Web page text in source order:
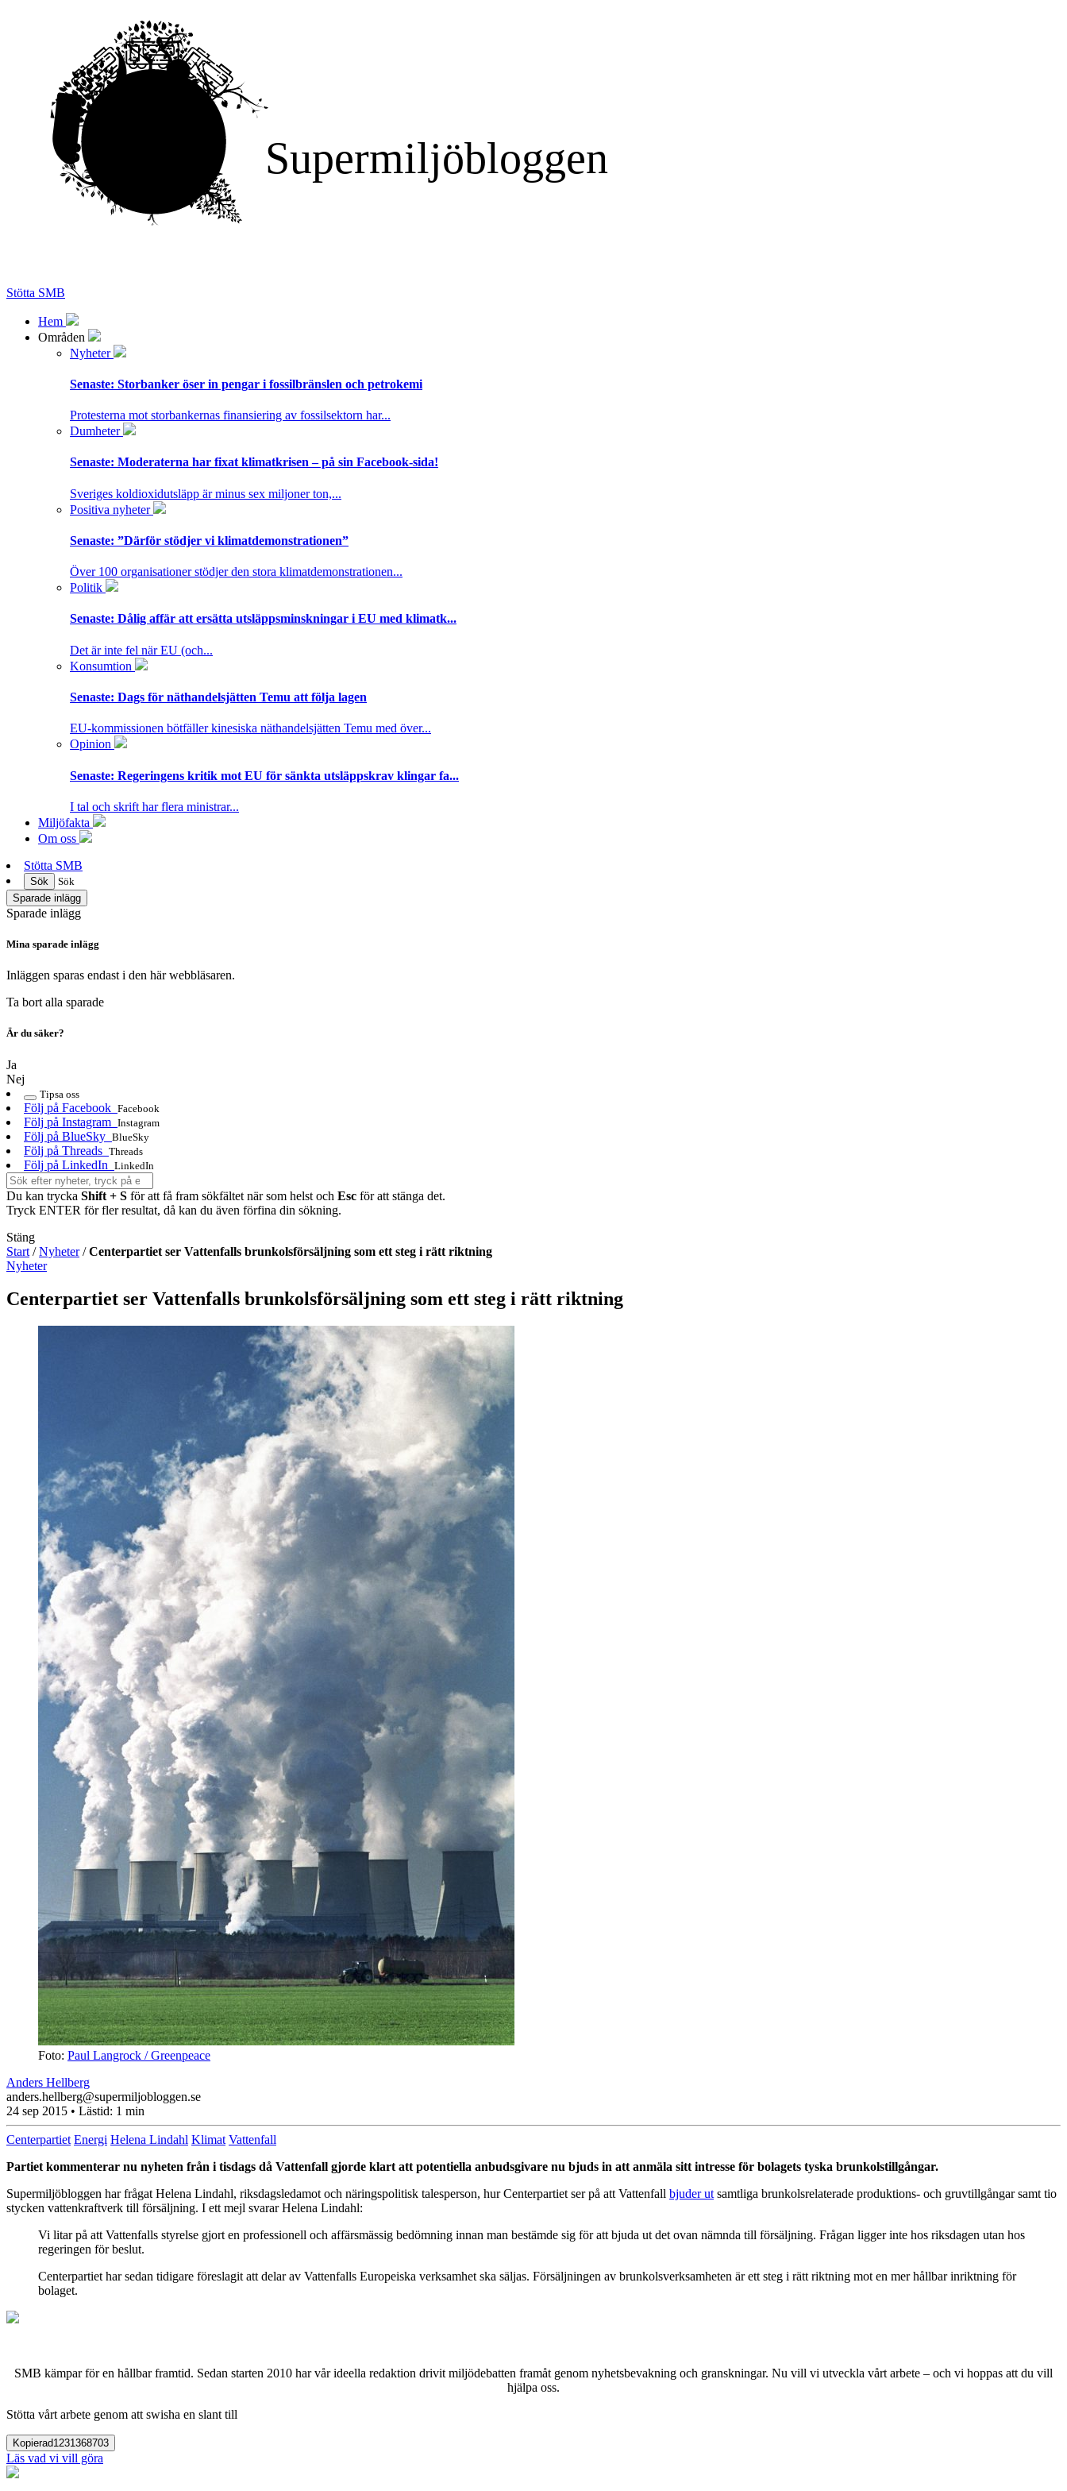
Supermiljöbloggen
Stötta SMB
Hem
Områden
Nyheter
Senaste: Storbanker öser in pengar i fossilbränslen och petrokemi
Protesterna mot storbankernas finansiering av fossilsektorn har...
Dumheter
Senaste: Moderaterna har fixat klimatkrisen – på sin Facebook-sida!
Sveriges koldioxidutsläpp är minus sex miljoner ton,...
Positiva nyheter
Senaste: ”Därför stödjer vi klimatdemonstrationen”
Över 100 organisationer stödjer den stora klimatdemonstrationen...
Politik
Senaste: Dålig affär att ersätta utsläppsminskningar i EU med klimatk...
Det är inte fel när EU (och...
Konsumtion
Senaste: Dags för näthandelsjätten Temu att följa lagen
EU-kommissionen bötfäller kinesiska näthandelsjätten Temu med över...
Opinion
Senaste: Regeringens kritik mot EU för sänkta utsläppskrav klingar fa...
I tal och skrift har flera ministrar...
Miljöfakta
Om oss
Stötta SMB
Sök
Sök
Sparade inlägg
Sparade inlägg
Mina sparade inlägg
Inläggen sparas endast i den här webbläsaren.
Ta bort alla sparade
Är du säker?
Ja
Nej
Tipsa oss
Följ på Facebook Facebook
Följ på Instagram Instagram
Följ på BlueSky BlueSky
Följ på Threads Threads
Följ på LinkedIn LinkedIn
Du kan trycka Shift + S för att få fram sökfältet när som helst och Esc för att stänga det.
Tryck ENTER för fler resultat, då kan du även förfina din sökning.
Stäng
Start /Nyheter/Centerpartiet ser Vattenfalls brunkolsförsäljning som ett steg i rätt riktning
Nyheter
Centerpartiet ser Vattenfalls brunkolsförsäljning som ett steg i rätt riktning
Foto: Paul Langrock / Greenpeace
Anders Hellberg
anders.hellberg@supermiljobloggen.se
24 sep 2015 • Lästid: 1 min
Centerpartiet Energi Helena Lindahl Klimat Vattenfall
Partiet kommenterar nu nyheten från i tisdags då Vattenfall gjorde klart att potentiella anbudsgivare nu bjuds in att anmäla sitt intresse för bolagets tyska brunkolstillgångar.
Supermiljöbloggen har frågat Helena Lindahl, riksdagsledamot och näringspolitisk talesperson, hur Centerpartiet ser på att Vattenfall bjuder ut samtliga brunkolsrelaterade produktions- och gruvtillgångar samt tio
stycken vattenkraftverk till försäljning. I ett mejl svarar Helena Lindahl:
Vi litar på att Vattenfalls styrelse gjort en professionell och affärsmässig bedömning innan man bestämde sig för att bjuda ut det ovan nämnda till försäljning. Frågan ligger inte hos riksdagen utan hos
regeringen för beslut.
Centerpartiet har sedan tidigare föreslagit att delar av Vattenfalls Europeiska verksamhet ska säljas. Försäljningen av brunkolsverksamheten är ett steg i rätt riktning mot en mer hållbar inriktning för
bolaget.
SMB kämpar för en hållbar framtid. Sedan starten 2010 har vår ideella redaktion drivit miljödebatten framåt genom nyhetsbevakning och granskningar. Nu vill vi utveckla vårt arbete – och vi hoppas att du vill
hjälpa oss.
Stötta vårt arbete genom att swisha en slant till
Kopierad1231368703
Läs vad vi vill göra